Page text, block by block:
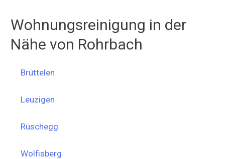
Wohnungsreinigung in der
Nähe von Rohrbach
Brüttelen
Leuzigen
Rüschegg
Wolfisberg